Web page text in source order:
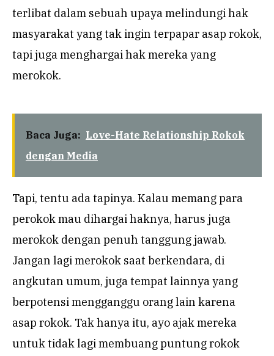
terlibat dalam sebuah upaya melindungi hak
masyarakat yang tak ingin terpapar asap rokok,
tapi juga menghargai hak mereka yang
merokok.
Baca Juga: Love-Hate Relationship Rokok
dengan Media
Tapi, tentu ada tapinya. Kalau memang para
perokok mau dihargai haknya, harus juga
merokok dengan penuh tanggung jawab.
Jangan lagi merokok saat berkendara, di
angkutan umum, juga tempat lainnya yang
berpotensi mengganggu orang lain karena
asap rokok. Tak hanya itu, ayo ajak mereka
untuk tidak lagi membuang puntung rokok